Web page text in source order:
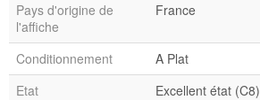
Pays d'origine de
l'affiche
France
Conditionnement
A Plat
Etat
Excellent état (C8)